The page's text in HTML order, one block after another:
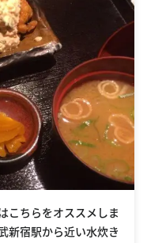
こちらをオススメしま
新宿駅から近い水炊き